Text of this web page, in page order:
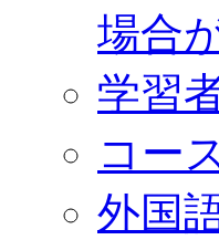
場合
学習
コー
外国